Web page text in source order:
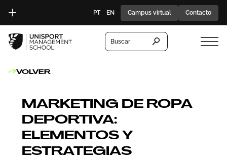
PT EN Campus virtual Contacto
Buscar
VOLVER
MARKETING DE ROPA
DEPORTIVA:
ELEMENTOS Y
ESTRATEGIAS